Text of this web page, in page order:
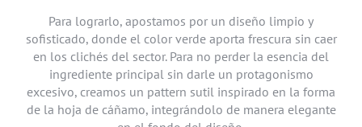
Para lograrlo, apostamos por un diseño limpio y
sofisticado, donde el color verde aporta frescura sin caer
en los clichés del sector. Para no perder la esencia del
ingrediente principal sin darle un protagonismo
excesivo, creamos un pattern sutil inspirado en la forma
de la hoja de cáñamo, integrándolo de manera elegante